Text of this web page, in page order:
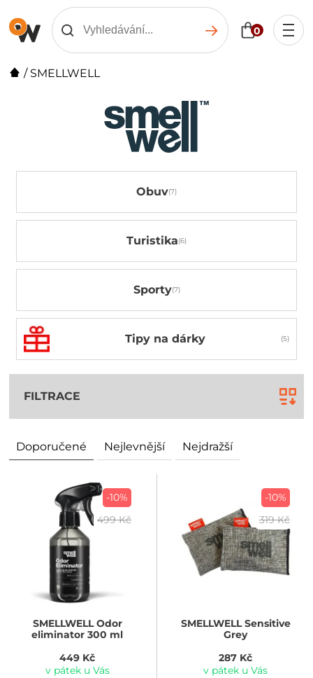
0
/ SMELLWELL
Obuv
Turistika
Sporty
Tipy na dárky
FILTRACE
Doporučené Nejlevnější Nejdražší
-10%
499 Kč
SMELLWELLOdor
eliminator 300 ml
449 Kč
v pátek u Vás
-10%
319 Kč
SMELLWELLSensitive
Grey
287 Kč
v pátek u Vás